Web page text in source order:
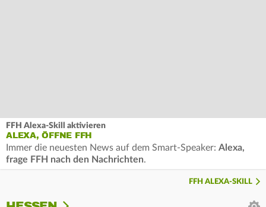
FFH Alexa-Skill aktivieren
ALEXA, ÖFFNE FFH
Immer die neuesten News auf dem Smart-Speaker: Alexa,
frage FFH nach den Nachrichten.
FFH ALEXA-SKILL